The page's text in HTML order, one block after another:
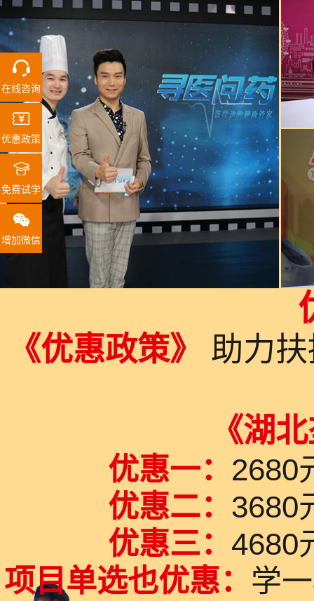
《优惠政策》 助力
《湖
优惠一： 2680
优惠二： 3680
优惠三： 4680
项目单选也优惠： 学
在线咨询
优惠政策
免费试学
增加微信